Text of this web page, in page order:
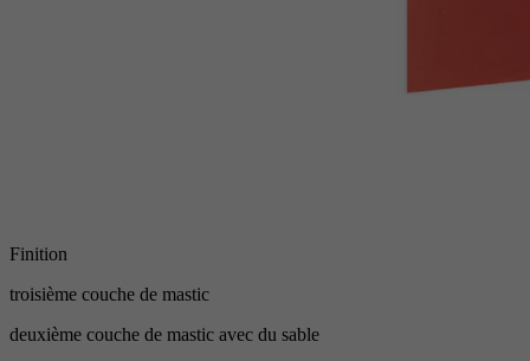
Finition
troisième couche de mastic
deuxième couche de mastic avec du sable